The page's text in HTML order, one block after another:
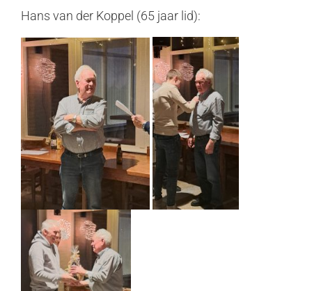
Hans van der Koppel (65 jaar lid):